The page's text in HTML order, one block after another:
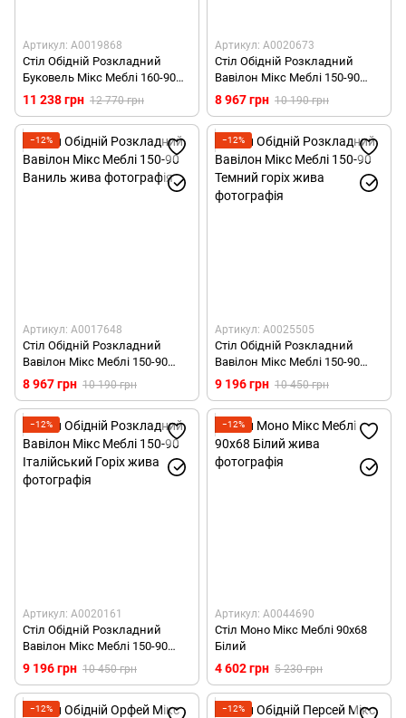
Артикул: А0019868
Стіл Обідній Розкладний
Буковель Мікс Меблі 160-90
Горіх
11 238 грн 12 770 грн
Артикул: А0020673
Стіл Обідній Розкладний
Вавілон Мікс Меблі 150-90
Білий
8 967 грн 10 190 грн
−12%
Артикул: А0017648
Стіл Обідній Розкладний
Вавілон Мікс Меблі 150-90
Ваниль
8 967 грн 10 190 грн
−12%
Артикул: А0025505
Стіл Обідній Розкладний
Вавілон Мікс Меблі 150-90
Темний горіх
9 196 грн 10 450 грн
−12%
Артикул: А0020161
Стіл Обідній Розкладний
Вавілон Мікс Меблі 150-90
Італійський Горіх
9 196 грн 10 450 грн
−12%
Артикул: А0044690
Стіл Моно Мікс Меблі 90х68
Білий
4 602 грн 5 230 грн
−12% −12%